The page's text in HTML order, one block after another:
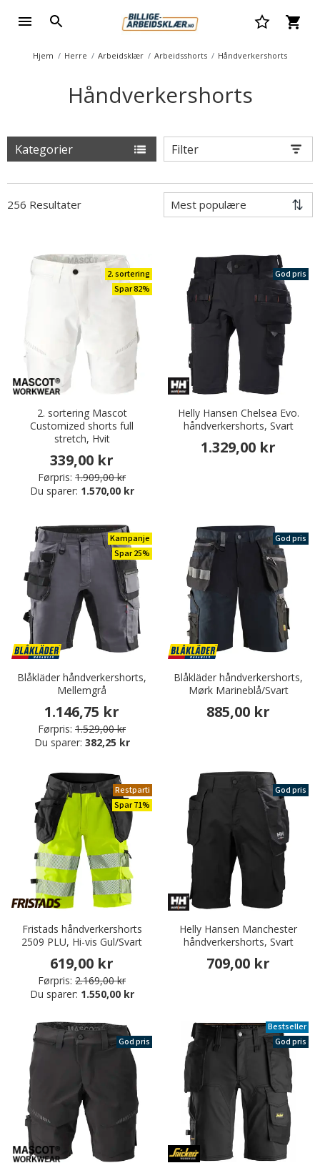
Hjem Herre Arbeidsklær Arbeidsshorts Håndverkershorts
Håndverkershorts
Kategorier Filter
256 Resultater
2. sortering
Spar 82%
2. sortering Mascot
Customized shorts full
stretch, Hvit
339,00 kr
Førpris: 1.909,00 kr
Du sparer: 1.570,00 kr
God pris
Helly Hansen Chelsea Evo.
håndverkershorts, Svart
1.329,00 kr
Kampanje
Spar 25%
Blåkläder håndverkershorts,
Mellemgrå
1.146,75 kr
Førpris: 1.529,00 kr
Du sparer: 382,25 kr
God pris
Blåkläder håndverkershorts,
Mørk Marineblå/Svart
885,00 kr
Restparti
Spar 71%
Fristads håndverkershorts
2509 PLU, Hi-vis Gul/Svart
619,00 kr
Førpris: 2.169,00 kr
Du sparer: 1.550,00 kr
God pris
Helly Hansen Manchester
håndverkershorts, Svart
709,00 kr
God pris
Bestseller
God pris